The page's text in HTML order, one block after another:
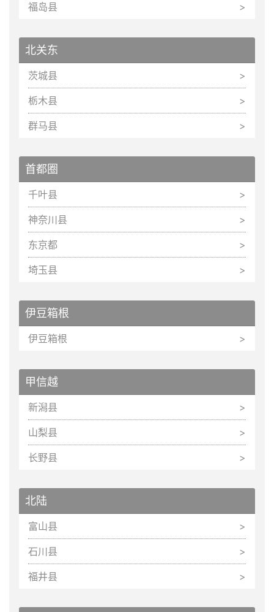
福岛县
北关东
茨城县
栃木县
群马县
首都圈
千叶县
神奈川县
东京都
埼玉县
伊豆箱根
伊豆箱根
甲信越
新潟县
山梨县
长野县
北陆
富山县
石川县
福井县